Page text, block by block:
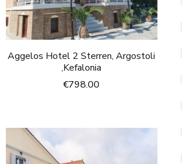
Aggelos Hotel 2 Sterren, Argostoli
,Kefalonia
€798.00